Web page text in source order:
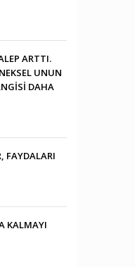
ARTTI.
UNUN
DAHA
FAYDALARI
KALMAYI